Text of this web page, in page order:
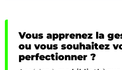
Vous apprenez la
ou vous souhaitez
perfectionner ?